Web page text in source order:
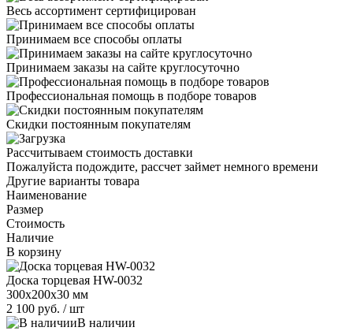
Весь ассортимент сертифицирован
Принимаем все способы оплаты
Принимаем заказы на сайте круглосуточно
Профессиональная помощь в подборе товаров
Скидки постоянным покупателям
Рассчитываем стоимость доставки
Пожалуйста подождите, рассчет займет немного времени
Другие варианты товара
Наименование
Размер
Стоимость
Наличие
В корзину
Доска торцевая HW-0032
300х200х30 мм
2 100 руб. / шт
В наличии